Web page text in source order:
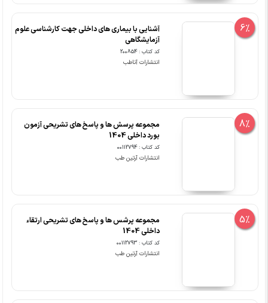
6%
آشنایی با بیماری های داخلی جهت کارشناسی علوم
آزمایشگاهی
کد کتاب : 200854
انتشارات آناطب
8%
مجموعه پرسش ها و پاسخ های تشریحی آزمون
بورد داخلی 1404
کد کتاب : 00112794
انتشارات آرتین طب
5%
مجموعه پرشس ها و پاسخ های تشریحی ارتقاء
داخلی 1404
کد کتاب : 00112793
انتشارات آرتین طب